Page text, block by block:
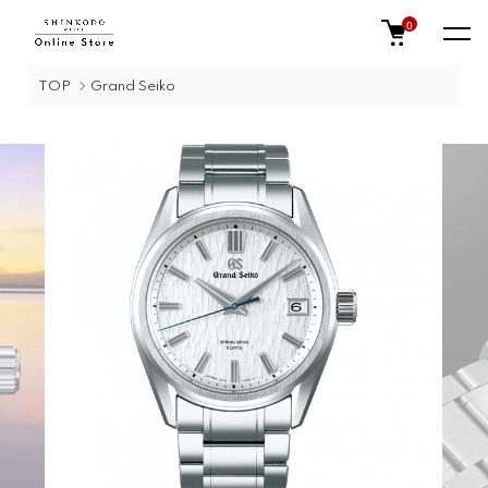
0
TOP Grand Seiko